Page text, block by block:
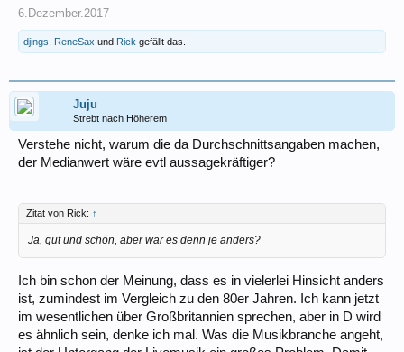
6.Dezember.2017
djings ReneSax und Rick gefällt das.
Juju
Strebt nach Höherem
Verstehe nicht, warum die da Durchschnittsangaben machen,
der Medianwert wäre evtl aussagekräftiger?
Zitat von Rick: ↑
Ja, gut und schön, aber war es denn je anders?
Ich bin schon der Meinung, dass es in vielerlei Hinsicht anders
ist, zumindest im Vergleich zu den 80er Jahren. Ich kann jetzt
im wesentlichen über Großbritannien sprechen, aber in D wird
es ähnlich sein, denke ich mal. Was die Musikbranche angeht,